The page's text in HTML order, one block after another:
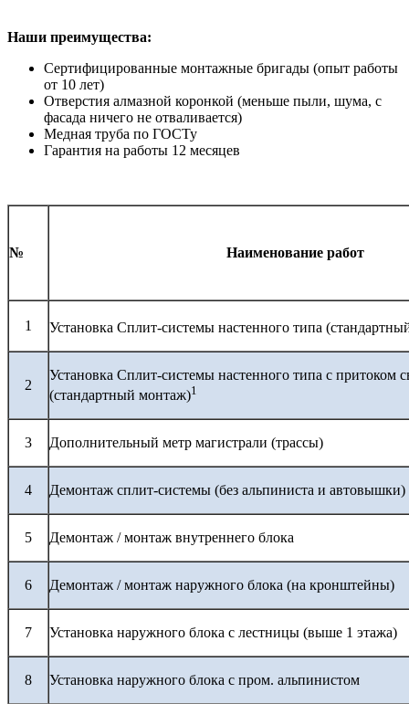
Наши преимущества:
Сертифицированные монтажные бригады (опыт работы
от 10 лет)
Отверстия алмазной коронкой (меньше пыли, шума, с
фасада ничего не отваливается)
Медная труба по ГОСТу
Гарантия на работы 12 месяцев
№ Наименование работ
1 Установка Сплит-системы настенного типа
2
Установка Сплит-системы настенного типа с притоком
(стандартный монтаж)1
3 Дополнительный метр магистрали (трассы)
4 Демонтаж сплит-системы (без альпиниста и автовышки)
5 Демонтаж / монтаж внутреннего блока
6 Демонтаж / монтаж наружного блока (на кронштейны)
7 Установка наружного блока с лестницы (выше 1 этажа)
8 Установка наружного блока с пром. альпинистом